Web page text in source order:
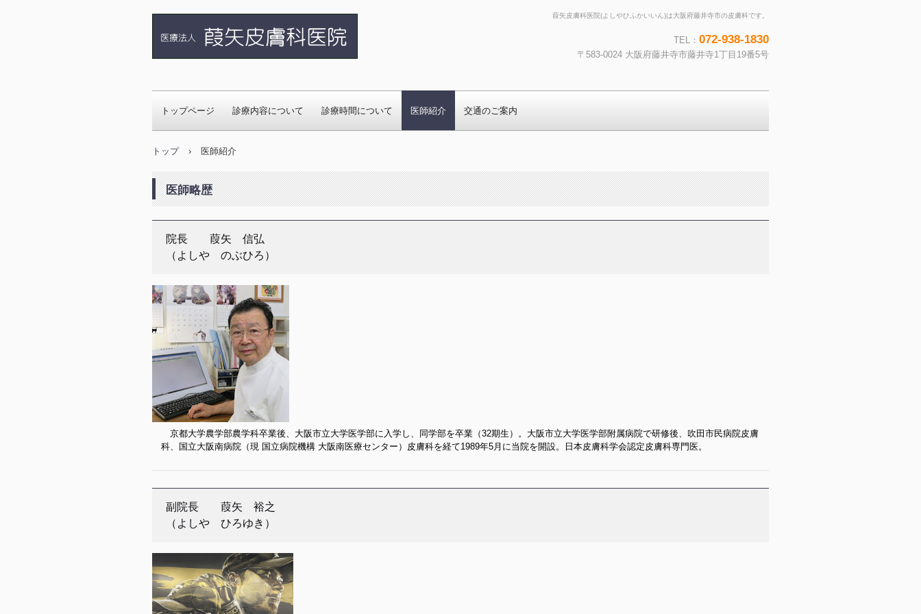
いん)は大阪府藤井寺市の皮膚科で
す。
葭矢皮膚科医院(よしやひふかいいん)は大阪府藤井寺市の皮膚科です。
TEL： 072-938-1830
〒583-0024 大阪府藤井寺市藤井寺1丁目19番5号
トップページ 診療内容について 診療時間について 医師紹介 交通のご案内
トップ › 医師紹介
医師略歴
院長 葭矢 信弘
（よしや のぶひろ）
京都大学農学部農学科卒業後、大阪市立大学医学部に入学し、同学部を卒業（32期生）。大阪市立大学医学部附属病院で研修後、吹田市民病院皮膚
科、国立大阪南病院（現 国立病院機構 大阪南医療センター）皮膚科を経て1989年5月に当院を開設。日本皮膚科学会認定皮膚科専門医。
副院長 葭矢 裕之
（よしや ひろゆき）